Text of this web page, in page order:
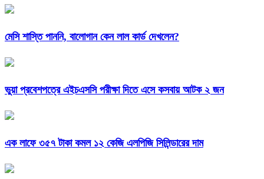
মেসি শাস্তি পাননি, বালোগান কেন লাল কার্ড দেখলেন?
ভুয়া প্রবেশপত্রে এইচএসসি পরীক্ষা দিতে এসে কসবায় আটক ২ জন
এক লাফে ৩৫৭ টাকা কমল ১২ কেজি এলপিজি সিলিন্ডারের দাম